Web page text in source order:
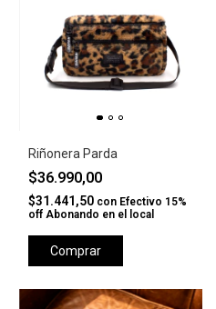
Riñonera Parda
$36.990,00
$31.441,50 con Efectivo 15%
off Abonando en el local
Comprar